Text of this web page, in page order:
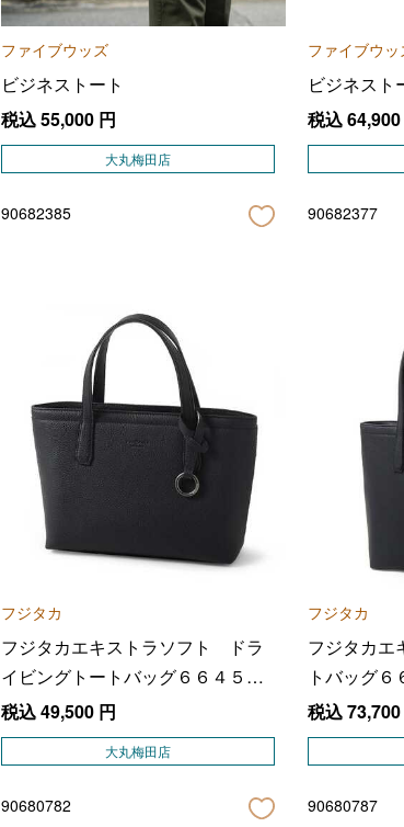
ファイブウッズ
ビジネストート
税込55,000 円
大丸梅田店
90682385
ファイブウッ
ビジネスト
税込64,900
90682377
フジタカ
フジタカエキストラソフト ドラ
イビングトートバッグ６６４５０
１
税込49,500 円
大丸梅田店
90680782
フジタカ
フジタカ
トバッグ６
税込73,700
90680787